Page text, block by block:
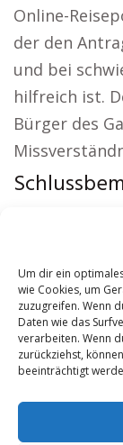
Um dir ein
wie Cookies, um
zuzugreifen. Wenn
Daten wie das
verarbeiten. Wenn
zurückziehst,
beeinträchtigt
Online-
der den
und bei
hilfreich ist.
Bürger des
Miesbach|
Miesbach|
Contents [
No tags for